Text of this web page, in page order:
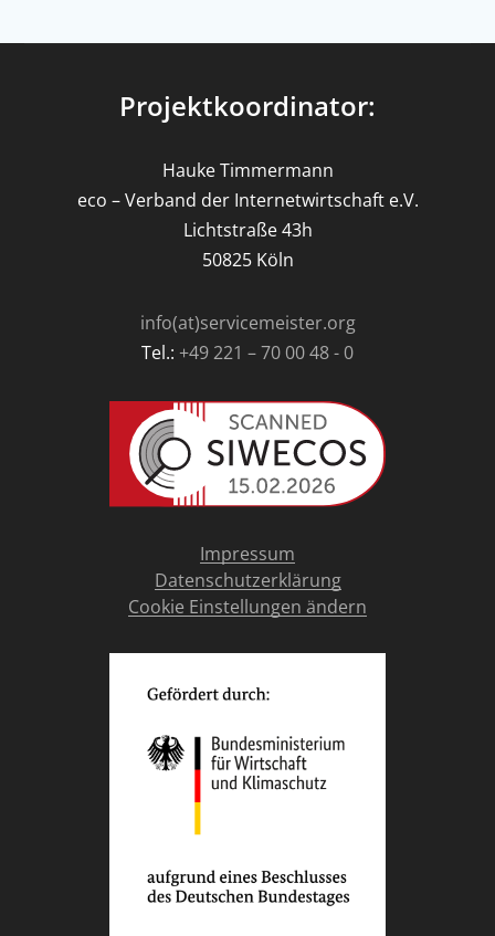
Projektkoordinator:
Hauke Timmermann
eco – Verband der Internetwirtschaft e.V.
Lichtstraße 43h
50825 Köln
info(at)servicemeister.org
Tel.: +49 221 – 70 00 48 - 0
Impressum
Datenschutzerklärung
Cookie Einstellungen ändern